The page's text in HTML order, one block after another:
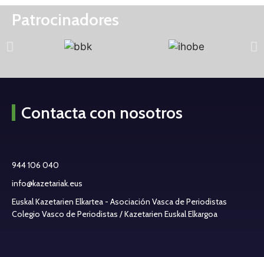
Patrocinadores
Contacta con nosotros
944 106 040
info@kazetariak.eus
Euskal Kazetarien Elkartea - Asociación Vasca de Periodistas
Colegio Vasco de Periodistas / Kazetarien Euskal Elkargoa